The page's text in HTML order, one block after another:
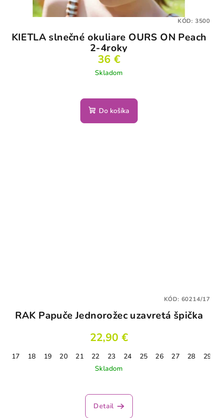
KIETLA slnečné okuliare OURS ON Peach
2-4roky
36 €
Skladom
Do košíka
KÓD: 3500
RAK Papuče Jednorožec uzavretá špička
22,90 €
17 18 19 20 21 22 23 24 25 26 27 28
29
Skladom
Detail
KÓD: 60214/17